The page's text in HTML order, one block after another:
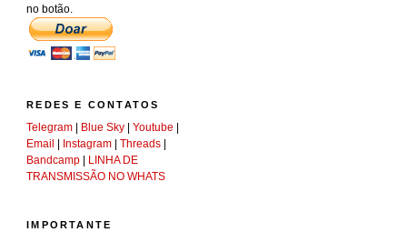
no botão.
REDES E CONTATOS
Telegram | Blue Sky |Youtube |
Email | Instagram |Threads |
Bandcamp | LINHA DE
TRANSMISSÃO NO WHATS
IMPORTANTE